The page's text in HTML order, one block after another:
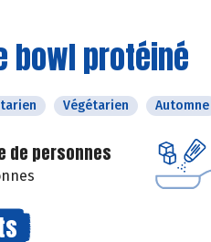
bowl protéiné
Végétarien Automne
de personnes